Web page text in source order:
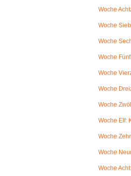
Woche
Woche
Woche
Woche
Woche
Woche
Woche
Woche Elf:
Woche
Woche
Woche